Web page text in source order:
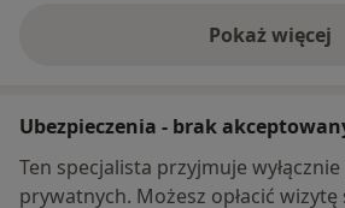
Pokaż więcej
o adresie
Ubezpieczenia - brak
Ten specjalista przyjmuje
prywatnych. Możesz opłacić